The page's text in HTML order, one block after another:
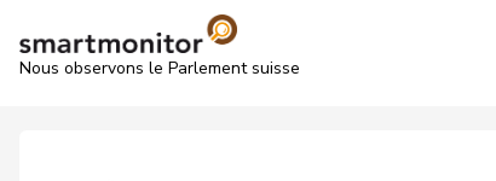
Nous observons le Parlement suisse